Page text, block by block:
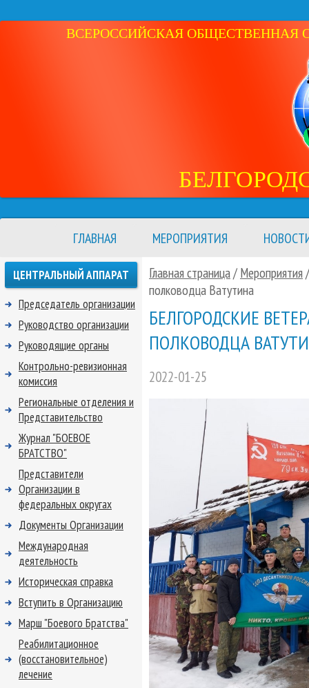
ВСЕРОССИЙСКАЯ ОБЩЕСТВЕННАЯ
ГЛАВНАЯ МЕРОПРИЯТИЯ
Главная страница/ Мероприятия
полководца Ватутина
БЕЛГОРОДСКИЕ
ПОЛКОВОДЦА
2022-01-25
ЦЕНТРАЛЬНЫЙ АППАРАТ
Председатель организации
Руководство организации
Руководящие органы
Контрольно-ревизионная
комиссия
Региональные отделения и
Представительство
Журнал "БОЕВОЕ
БРАТСТВО"
Представители
Организации в
федеральных округах
Документы Организации
Международная
деятельность
Историческая справка
Вступить в Организацию
Марш "Боевого Братства"
Реабилитационное
(восстановительное)
лечение